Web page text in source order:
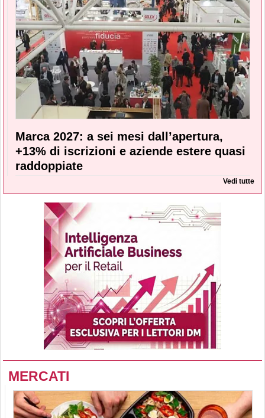
Marca 2027: a sei mesi dall’apertura,
+13% di iscrizioni e aziende estere quasi
raddoppiate
Vedi tutte
MERCATI